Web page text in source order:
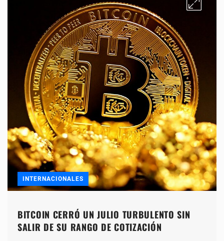
INTERNACIONALES
BITCOIN CERRÓ UN JULIO TURBULENTO SIN
SALIR DE SU RANGO DE COTIZACIÓN